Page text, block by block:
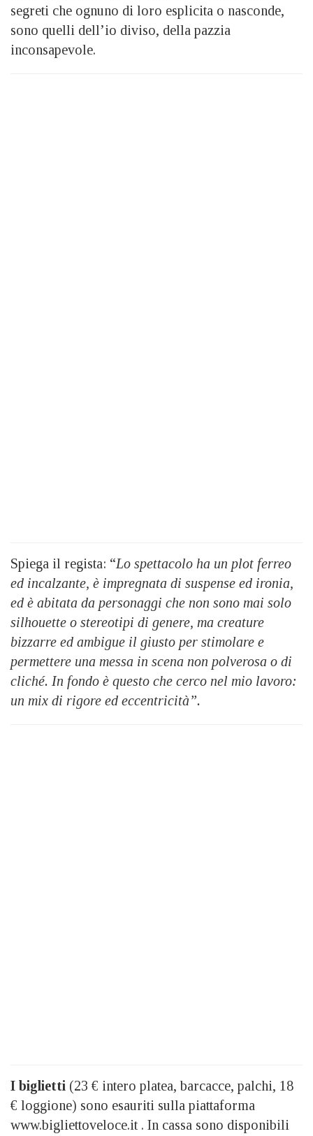
segreti che ognuno di loro esplicita o nasconde,
sono quelli dell’io diviso, della pazzia
inconsapevole.
Spiega il regista: “Lo spettacolo ha un plot ferreo
ed incalzante, è impregnata di suspense ed ironia,
ed è abitata da personaggi che non sono mai solo
silhouette o stereotipi di genere, ma creature
bizzarre ed ambigue il giusto per stimolare e
permettere una messa in scena non polverosa o di
cliché. In fondo è questo che cerco nel mio lavoro:
un mix di rigore ed eccentricità”.
I biglietti (23 € intero platea, barcacce, palchi, 18
€ loggione) sono esauriti sulla piattaforma
www.bigliettoveloce.it . In cassa sono disponibili